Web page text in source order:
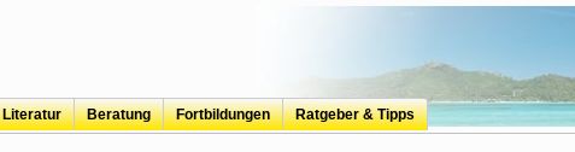
Literatur Beratung Fortbildungen
Ratgeber & Tipps
Mücken, Zecken & Co.
Badeurlaub
Speisen auf Reisen
Reisemedizinische Vorsorge
Reisevorbereitung
travel-and-hair